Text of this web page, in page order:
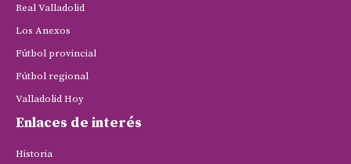
Real Valladolid
Los Anexos
Fútbol provincial
Fútbol regional
Valladolid Hoy
Enlaces de interés
Historia